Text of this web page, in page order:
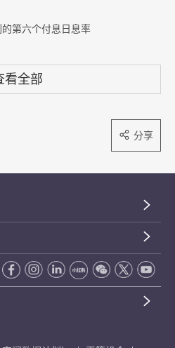
第六个付息日息率
看全部
分享